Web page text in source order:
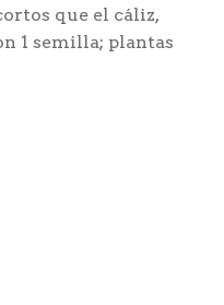
que el cáliz,
1 semilla; plantas